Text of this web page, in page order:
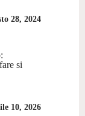
28, 2024
si
10, 2026